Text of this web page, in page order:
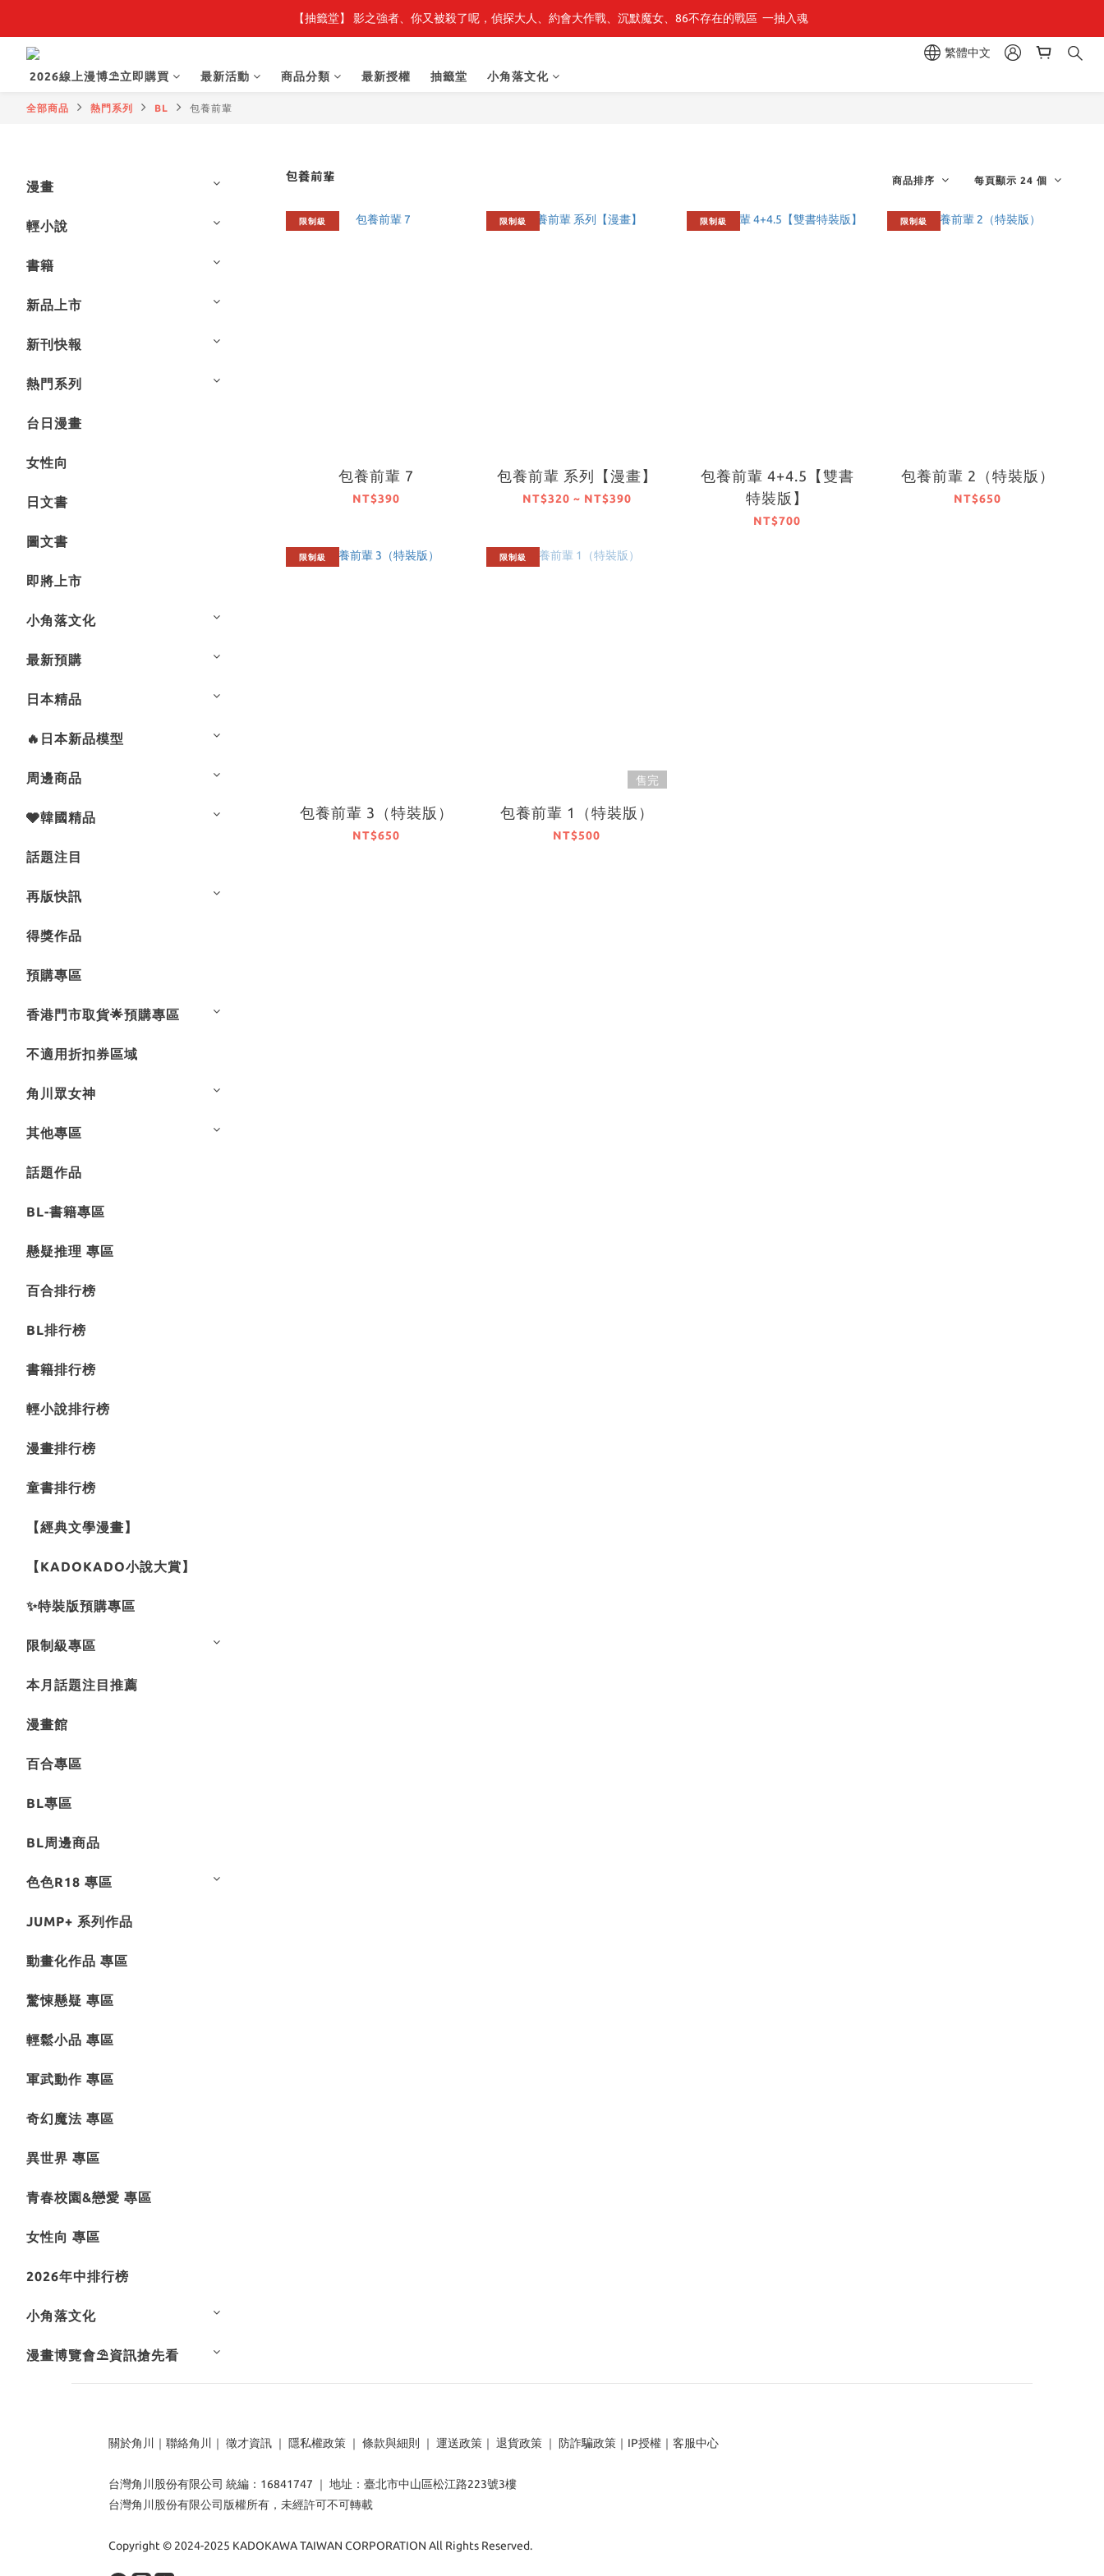
最新開賣🔥「全知讀者視角」 周邊商品
【抽籤堂】 影之強者、你又被殺了呢，偵探大人、約會大作戰、沉默魔女、86不存在的戰區  一抽入魂
繁體中文
2026線上漫博⛱️立即購買
最新活動 商品分類 最新授權 抽籤堂 小角落文化
全部商品 熱門系列 BL 包養前輩
漫畫
輕小說
書籍
新品上市
新刊快報
熱門系列
台日漫畫
女性向
日文書
圖文書
即將上市
小角落文化
最新預購
日本精品
🔥日本新品模型
周邊商品
🩶韓國精品
話題注目
再版快訊
得獎作品
預購專區
香港門市取貨🌟預購專區
不適用折扣券區域
角川眾女神
其他專區
話題作品
BL-書籍專區
懸疑推理 專區
百合排行榜
BL排行榜
書籍排行榜
輕小說排行榜
漫畫排行榜
童書排行榜
【經典文學漫畫】
【KADOKADO小說大賞】
✨特裝版預購專區
限制級專區
本月話題注目推薦
漫畫館
百合專區
BL專區
BL周邊商品
色色R18 專區
JUMP+ 系列作品
動畫化作品 專區
驚悚懸疑 專區
輕鬆小品 專區
軍武動作 專區
奇幻魔法 專區
異世界 專區
青春校園&戀愛 專區
女性向 專區
2026年中排行榜
小角落文化
漫畫博覽會⛱️資訊搶先看
包養前輩 商品排序 每頁顯示 24 個
限制級
包養前輩 7
NT$390
限制級
包養前輩 系列【漫畫】
NT$320 ~ NT$390
限制級
包養前輩 4+4.5【雙書
特裝版】
NT$700
限制級
包養前輩 2（特裝版）
NT$650
限制級
包養前輩 3（特裝版）
NT$650
限制級
售完
包養前輩 1（特裝版）
NT$500
關於角川 ｜ 聯絡角川 ｜ 徵才資訊 ｜ 隱私權政策 ｜ 條款與細則 ｜ 運送政策 ｜ 退貨政策 ｜ 防詐騙政策 ｜ IP授權 ｜ 客服中心
台灣角川股份有限公司 統編：16841747 ｜ 地址：臺北市中山區松江路223號3樓
台灣角川股份有限公司版權所有，未經許可不可轉載
Copyright © 2024-2025 KADOKAWA TAIWAN CORPORATION All Rights Reserved.